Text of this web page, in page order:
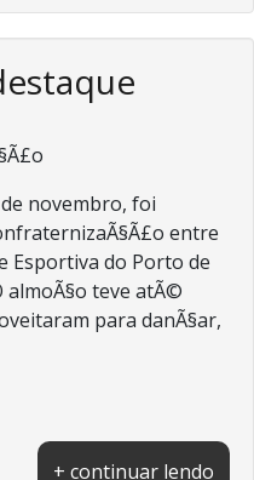
novembro, foi
entre
Esportiva do Porto de
almoÃ§o teve atÃ©
para danÃ§ar,
+ continuar lendo